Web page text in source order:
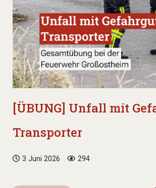
[ÜBUNG] Unfall mit
Transporter
3 Juni 2026 294